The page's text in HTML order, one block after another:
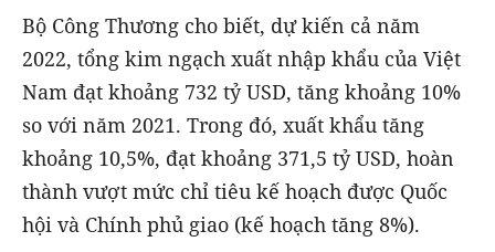
Bộ Công Thương cho biết, dự kiến cả năm
2022, tổng kim ngạch xuất nhập khẩu của Việt
Nam đạt khoảng 732 tỷ USD, tăng khoảng 10%
so với năm 2021. Trong đó, xuất khẩu tăng
khoảng 10,5%, đạt khoảng 371,5 tỷ USD, hoàn
thành vượt mức chỉ tiêu kế hoạch được Quốc
hội và Chính phủ giao (kế hoạch tăng 8%).